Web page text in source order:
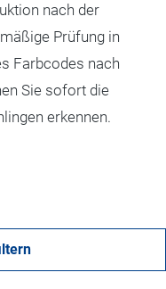
nach der
Prüfung in
Farbcodes nach
Sie sofort die
erkennen.